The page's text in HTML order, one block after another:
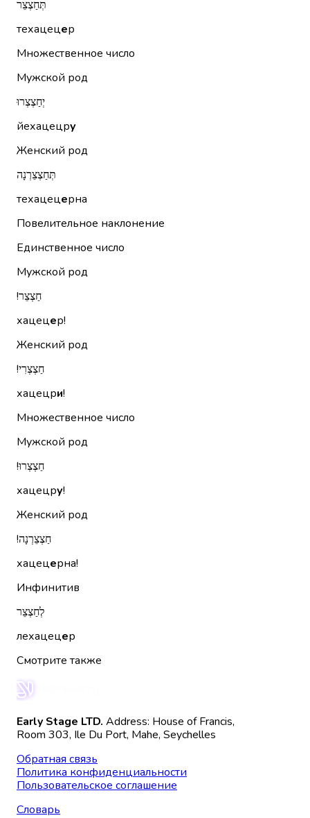
תְּחַצְצֵר
техацецер
Множественное число
Мужской род
יְחַצְצְרוּ
йехацецру
Женский род
תְּחַצְצֵרְנָה
техацецерна
Повелительное наклонение
Единственное число
Мужской род
חַצְצֵר!‏
хацецер!
Женский род
חַצְצְרִי!‏
хацецри!
Множественное число
Мужской род
חַצְצְרוּ!‏
хацецру!
Женский род
חַצְצֵרְנָה!‏
хацецерна!
Инфинитив
לְחַצְצֵר
лехацецер
Смотрите также
Early Stage LTD. Address: House of Francis,
Room 303, Ile Du Port, Mahe, Seychelles
Обратная связь
Политика конфиденциальности
Пользовательское соглашение
Словарь